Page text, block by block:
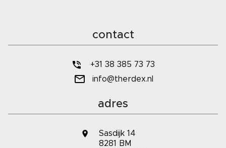
contact
+31 38 385 73 73
info@therdex.nl
adres
Sasdijk 14
8281 BM